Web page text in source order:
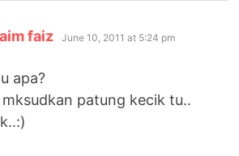
faiz says:
June 10, 2011 at 5:24 pm
apa?
patung kecik tu..